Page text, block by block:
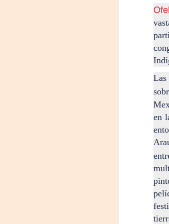
en
«El teatro
una
reflexionar,
Laura Azcurra
con «Frida, ¡viva la
presentará en el
Lavardén como
Comentadas. La
comienzo a las 19
se desarrollará una
profundizará en la
Kahlo. Las
Santa Fe Cultura.
2024, Laura
Salón de Plataforma
convertida en Frida